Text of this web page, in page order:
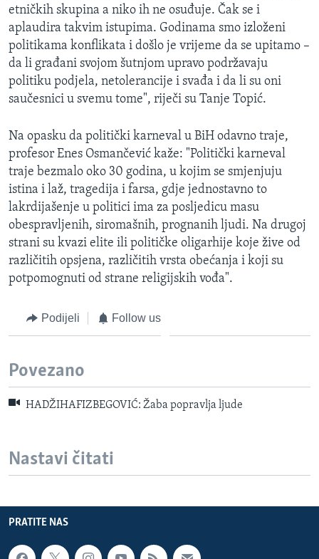
etničkih skupina a niko ih ne osuđuje. Čak se i
aplaudira takvim istupima. Godinama smo izloženi
politikama konflikata i došlo je vrijeme da se upitamo –
da li građani svojom šutnjom upravo podržavaju
politiku podjela, netolerancije i svađa i da li su oni
saučesnici u svemu tome", riječi su Tanje Topić.
Na opasku da politički karneval u BiH odavno traje,
profesor Enes Osmančević kaže: "Politički karneval
traje bezmalo oko 30 godina, u kojim se smjenjuju
istina i laž, tragedija i farsa, gdje jednostavno to
lakrdijašenje u politici ima za posljedicu masu
obespravljenih, siromašnih, prognanih ljudi. Na drugoj
strani su kvazi elite ili političke oligarhije koje žive od
različitih opsjena, različitih vrsta obećanja i koji su
potpomognuti od strane religijskih vođa".
Podijeli Follow us
Povezano
HADŽIHAFIZBEGOVIĆ: Žaba popravlja ljude
Nastavi čitati
PRATITE NAS